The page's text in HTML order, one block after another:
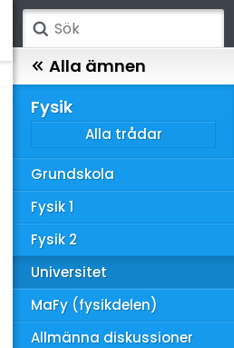
Alla ämnen
Fysik
Alla trådar
Grundskola
Fysik 1
Fysik 2
Universitet
MaFy (fysikdelen)
Allmänna diskussioner